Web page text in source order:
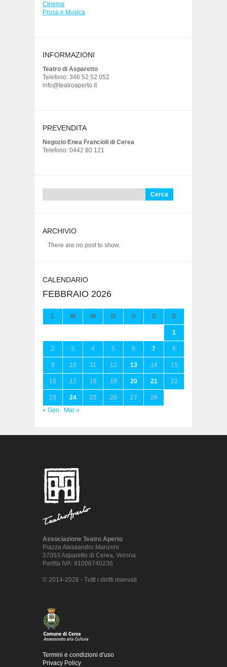
Cinema
Prosa e Musica
INFORMAZIONI
Teatro di Asparetto
Telefono: 346 52 52 052
info@teatroaperto.it
PREVENDITA
Negozio Enea Francioli di Cerea
Telefono: 0442 80 121
per:
ARCHIVIO
There are no post to show.
CALENDARIO
FEBBRAIO 2026
L M M G V S D
1
2 3 4 5 6 7 8
9 10 11 12 13 14 15
16 17 18 19 20 21 22
23 24 25 26 27
28
« Gen
Mar »
Associazione Teatro Aperto
Piazza Alessandro Manzoni
37053 Asparetto di Cerea, Verona
Partita IVA: 91006740236
© 2014-2026 - Tutti i diritti riservati.
Termini e condizioni d'uso
Privacy Policy